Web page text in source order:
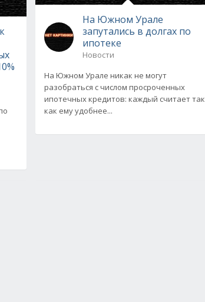
На Южном Урале
запутались в долгах по
ипотеке
Новости
На Южном Урале никак не могут
разобраться с числом просроченных
ипотечных кредитов: каждый считает так,
как ему удобнее...